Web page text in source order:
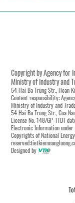
Copyright by Agency for
Ministry of Industry and
54 Hai Ba Trung Str., Hoan
Content responsibility:
Ministry of Industry and
54 Hai Ba Trung Str., Cua
License No. 148/GP-TTĐT
Electronic Information
Copyrights of National
Designed by